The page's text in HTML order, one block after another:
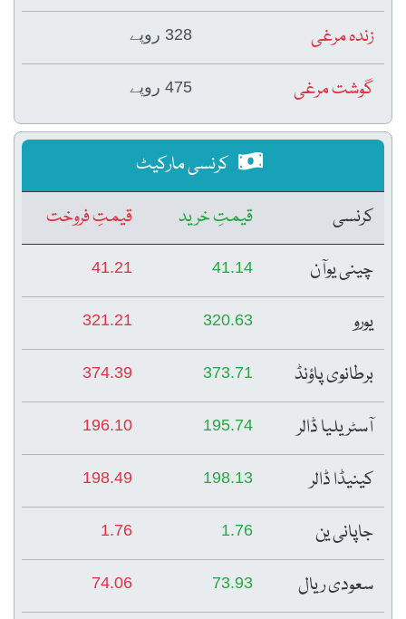
زندہ مرغی 328 روپے
گوشت مرغی 475 روپے
کرنسی مارکیٹ
کرنسی
قیمتِ خرید
قیمتِ فروخت
چینی یوآن
41.14
41.21
یورو 320.63
321.21
برطانوی پاؤنڈ 373.71
374.39
آسٹریلیا ڈالر 195.74
196.10
کینیڈا ڈالر 198.13
198.49
جاپانی ین 1.76
1.76
سعودی ریال 73.93
74.06